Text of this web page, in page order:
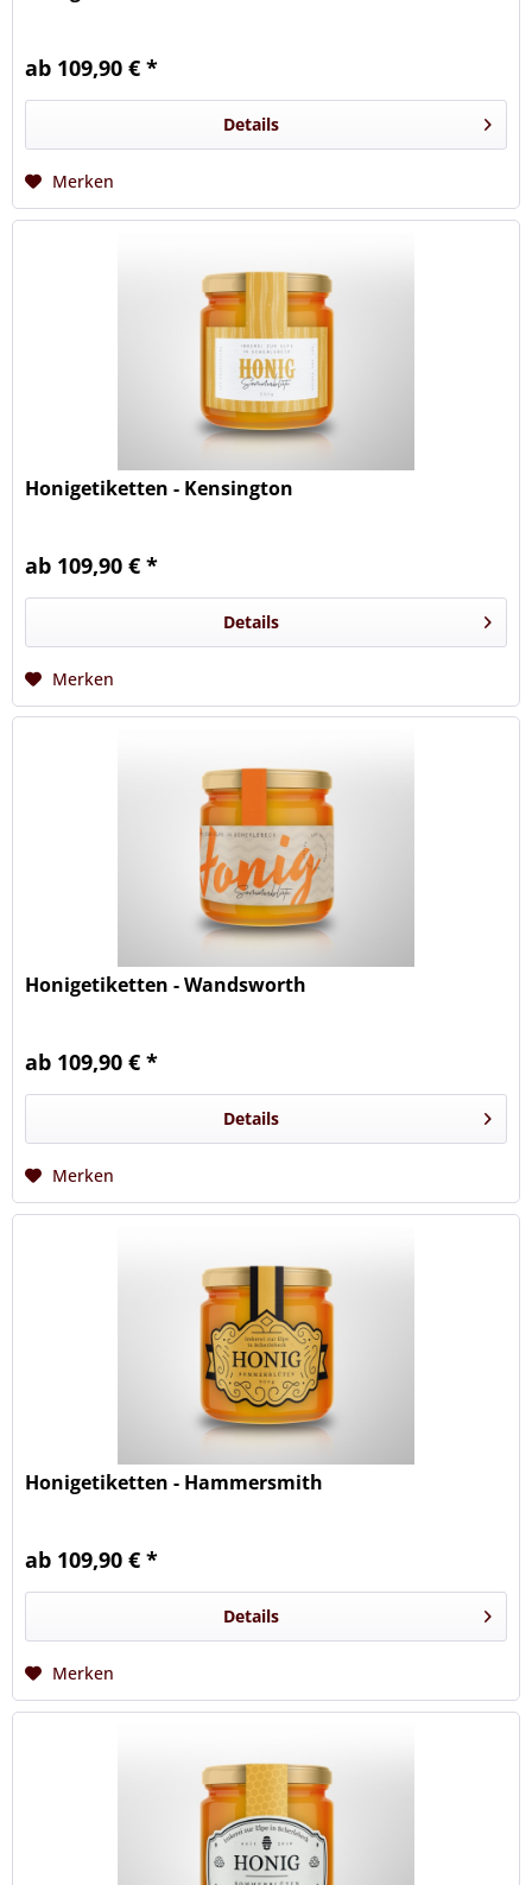
ab 109,90 € *
Details
Merken
Honigetiketten - Kensington
ab 109,90 € *
Details
Merken
Honigetiketten - Wandsworth
ab 109,90 € *
Details
Merken
Honigetiketten - Hammersmith
ab 109,90 € *
Details
Merken